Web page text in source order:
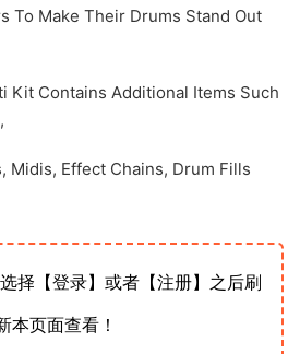
To Make Their Drums Stand Out
Kit Contains Additional Items Such
Midis, Effect Chains, Drum Fills
择【登录】或者【注册】之后刷
本页面查看！